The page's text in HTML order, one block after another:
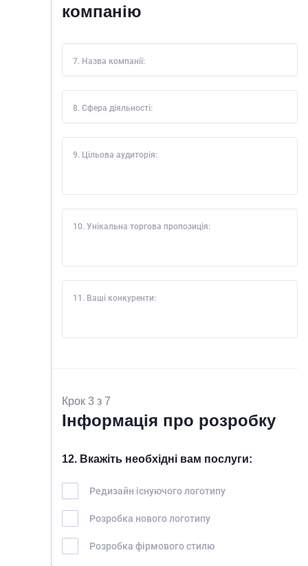
компанію
7. Назва компанії:
8. Сфера діяльності:
9. Цільова аудиторія:
10. Унікальна торгова пропозиція:
11. Ваші конкуренти:
Крок 3 з 7
Інформація про розробку
12. Вкажіть необхідні вам послуги:
Редизайн існуючого логотипу
Розробка нового логотипу
Розробка фірмового стилю